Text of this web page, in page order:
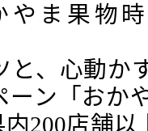
やま果物
と、心動か
ーン「おか
200店舗